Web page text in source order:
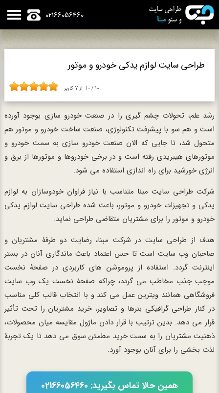
02166056460
طراحی سایت لوازم یدکی خودرو و موتور
10 / 10 از7 کاربر
رشد علم، تحولات چشم گیری را در صنعت خودرو سازی بوجود آورده
است و هم سو با پیشرفت تکنولوژی، صنعت ساخت خودرو و موتور هم
متحول شد، تا جایی که الان صنعت خودرو سازی به سمت خودرو و
موتورهای هیبریدی رفته است و در برخی خودروها و موتورها از برق و
انرژی خورشید برای راه اندازی استفاده می شود.
شرکت طراحی سایت مبنا متناسب با نیاز فراوان خودوسازان به لوازم
یدکی و تجهیزات خودرو و موتور، باعث شده طراحی سایت لوازم یدکی
خودرو و موتور را برای مشتریان متقاضی طراحی نماید.
هدف از طراحی سایت در شرکت مبنا، رضایت دو طرفۀ مشتریان و
صاحبان وب سایت است تا حس اعتماد باعث ماندگاری آنان در بستر
اینترنت گردد. استفاده از پروموشن های کاربردی در صفحۀ نخست
موجب جذب مخاطب می گردد، چراکه صفحۀ نخست یک وب سایت
فروشگاهی همانند ویترین عمل می کند و با انتخاب قالب کلی مناسب
در کنار طراحی گرافیکی بنرها و تصاویر، خرید مشتریان را تحت تأثیر
قرار می دهد. بدین ترتیب با قرار دادن ماژول مقایسه میان محصولات،
ذهنیت مشتریان را به سمت خرید مطمئن سوق می دهد تا یک تجربۀ
لذت بخشی را برای آنان بوجود آورد.
همین حالا تماس بگیرید: 02166056460